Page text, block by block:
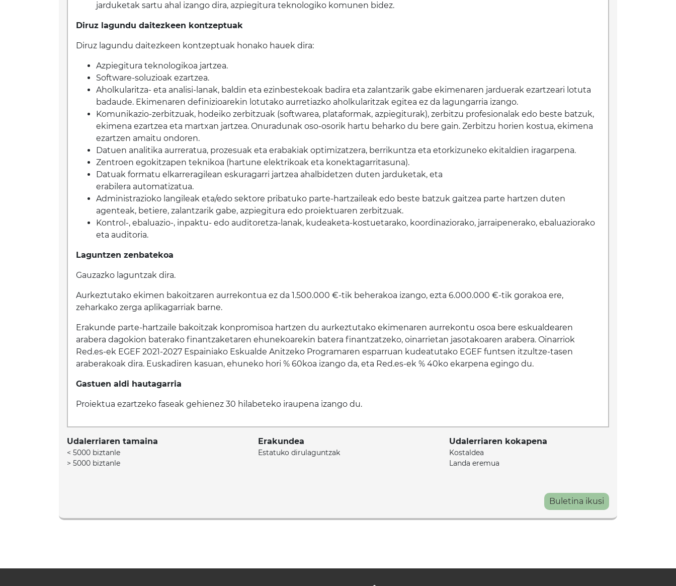
jarduketak sartu ahal izango dira, azpiegitura teknologiko komunen bidez.
Diruz lagundu daitezkeen kontzeptuak
Diruz lagundu daitezkeen kontzeptuak honako hauek dira:
Azpiegitura teknologikoa jartzea.
Software-soluzioak ezartzea.
Aholkularitza- eta analisi-lanak, baldin eta ezinbestekoak badira eta zalantzarik gabe ekimenaren jarduerak ezartzeari lotuta
badaude. Ekimenaren definizioarekin lotutako aurretiazko aholkularitzak egitea ez da lagungarria izango.
Komunikazio-zerbitzuak, hodeiko zerbitzuak (softwarea, plataformak, azpiegiturak), zerbitzu profesionalak edo beste batzuk,
ekimena ezartzea eta martxan jartzea. Onuradunak oso-osorik hartu beharko du bere gain. Zerbitzu horien kostua, ekimena
ezartzen amaitu ondoren.
Datuen analitika aurreratua, prozesuak eta erabakiak optimizatzera, berrikuntza eta etorkizuneko ekitaldien iragarpena.
Zentroen egokitzapen teknikoa (hartune elektrikoak eta konektagarritasuna).
Datuak formatu elkarreragilean eskuragarri jartzea ahalbidetzen duten jarduketak, eta
erabilera automatizatua.
Administrazioko langileak eta/edo sektore pribatuko parte-hartzaileak edo beste batzuk gaitzea parte hartzen duten
agenteak, betiere, zalantzarik gabe, azpiegitura edo proiektuaren zerbitzuak.
Kontrol-, ebaluazio-, inpaktu- edo auditoretza-lanak, kudeaketa-kostuetarako, koordinaziorako, jarraipenerako, ebaluaziorako
eta auditoria.
Laguntzen zenbatekoa
Gauzazko laguntzak dira.
Aurkeztutako ekimen bakoitzaren aurrekontua ez da 1.500.000 €-tik beherakoa izango, ezta 6.000.000 €-tik gorakoa ere,
zeharkako zerga aplikagarriak barne.
Erakunde parte-hartzaile bakoitzak konpromisoa hartzen du aurkeztutako ekimenaren aurrekontu osoa bere eskualdearen
arabera dagokion baterako finantzaketaren ehunekoarekin batera finantzatzeko, oinarrietan jasotakoaren arabera. Oinarriok
Red.es-ek EGEF 2021-2027 Espainiako Eskualde Anitzeko Programaren esparruan kudeatutako EGEF funtsen itzultze-tasen
araberakoak dira. Euskadiren kasuan, ehuneko hori % 60koa izango da, eta Red.es-ek % 40ko ekarpena egingo du.
Gastuen aldi hautagarria
Proiektua ezartzeko faseak gehienez 30 hilabeteko iraupena izango du.
Udalerriaren tamaina
< 5000 biztanle
> 5000 biztanle
Erakundea
Estatuko dirulaguntzak
Udalerriaren kokapena
Kostaldea
Landa eremua
Buletina ikusi